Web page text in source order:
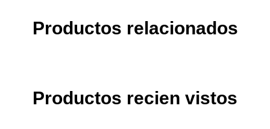
Productos relacionados
Productos recien vistos